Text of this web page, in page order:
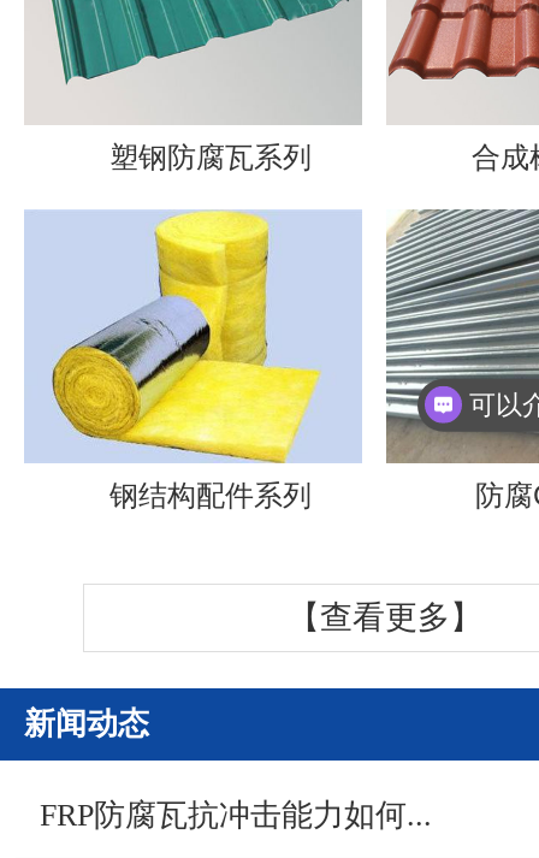
塑钢防腐瓦系列 合成
钢结构配件系列 防腐
【查看更多】
新闻动态
FRP防腐瓦抗冲击能力如何...
你